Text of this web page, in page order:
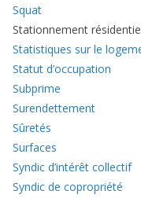
Squat
Stationnement
Statistiques sur le
Statut d’occupation
Subprime
Surendettement
Sûretés
Surfaces
Syndic d’intérêt collectif
Syndic de copropriété